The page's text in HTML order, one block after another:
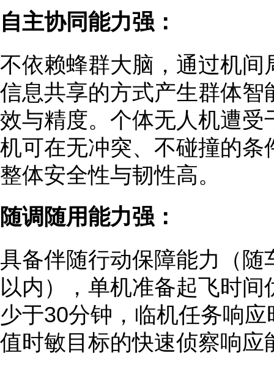
自主协同能力强：
不依赖蜂群大脑，通过机
信息共享的方式产生群体
效与精度。个体无人机遭
机可在无冲突、不碰撞的
整体安全性与韧性高。
随调随用能力强：
具备伴随行动保障能力（
以内），单机准备起飞时
少于30分钟，临机任务响
值时敏目标的快速侦察响应